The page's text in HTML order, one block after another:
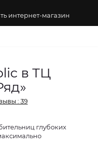
интернет-магазин
в ТЦ
: 39
глубоких